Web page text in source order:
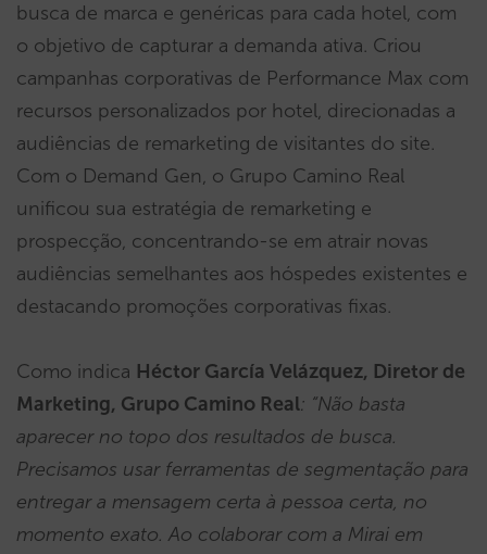
busca de marca e genéricas para cada hotel, com
o objetivo de capturar a demanda ativa. Criou
campanhas corporativas de Performance Max com
recursos personalizados por hotel, direcionadas a
audiências de remarketing de visitantes do site.
Com o Demand Gen, o Grupo Camino Real
unificou sua estratégia de remarketing e
prospecção, concentrando-se em atrair novas
audiências semelhantes aos hóspedes existentes e
destacando promoções corporativas fixas.
Como indica Héctor García Velázquez, Diretor de
Marketing, Grupo Camino Real: “Não basta
aparecer no topo dos resultados de busca.
Precisamos usar ferramentas de segmentação para
entregar a mensagem certa à pessoa certa, no
momento exato. Ao colaborar com a Mirai em